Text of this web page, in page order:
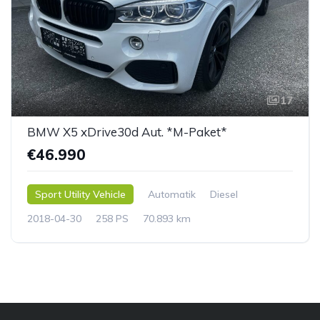
17
BMW X5 xDrive30d Aut. *M-Paket*
€46.990
Sport Utility Vehicle Automatik
Diesel
2018-04-30
258 PS 70.893 km